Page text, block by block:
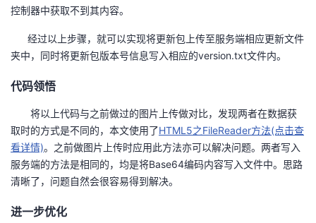
控制器中获取不到其内容。
经过以上步骤，就可以实现将更新包上传至服务端相应更新文件
夹中，同时将更新包版本号信息写入相应的version.txt文件内。
代码领悟
将以上代码与之前做过的图片上传做对比，发现两者在数据获
取时的方式是不同的，本文使用了HTML5之FileReader方法(点击查
看详情)。之前做图片上传时应用此方法亦可以解决问题。两者写入
服务端的方法是相同的，均是将Base64编码内容写入文件中。思路
清晰了，问题自然会很容易得到解决。
进一步优化